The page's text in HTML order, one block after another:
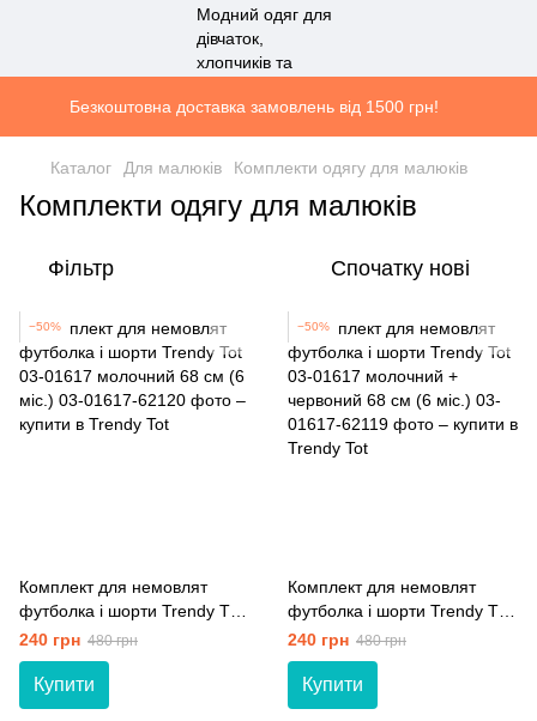
Безкоштовна доставка замовлень від 1500 грн!
Каталог Для малюків Комплекти одягу для малюків
Комплекти одягу для малюків
Фільтр Спочатку нові
−50%
Комплект для немовлят
футболка і шорти Trendy Tot
03-01617 молочний 68 см (6
мiс.)
240 грн 480 грн
Купити
−50%
Комплект для немовлят
футболка і шорти Trendy Tot
03-01617 молочний +
червоний 68 см (6 мiс.)
240 грн 480 грн
Купити